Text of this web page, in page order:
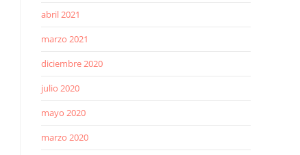
abril 2021
marzo 2021
diciembre 2020
julio 2020
mayo 2020
marzo 2020